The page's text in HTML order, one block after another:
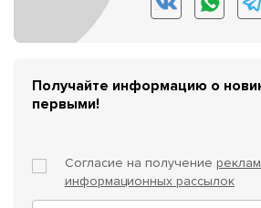
Получайте информацию о
первыми!
Согласие на получение
информационных рассылок